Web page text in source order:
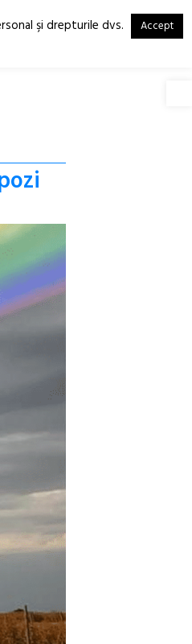
RO
EN
şi drepturile dvs. Accept